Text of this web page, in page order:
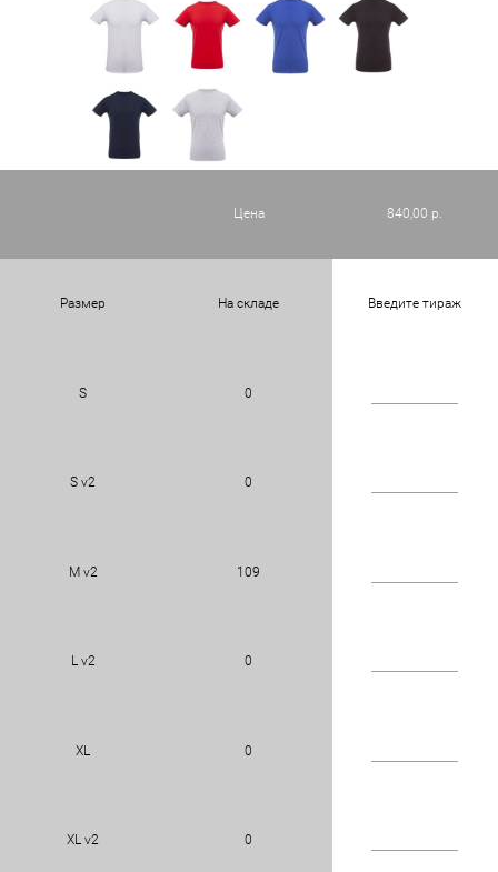
Цена 840,00 р.
Размер На складе Введите тираж
S 0
S v2 0
M v2 109
L v2 0
XL 0
XL v2 0